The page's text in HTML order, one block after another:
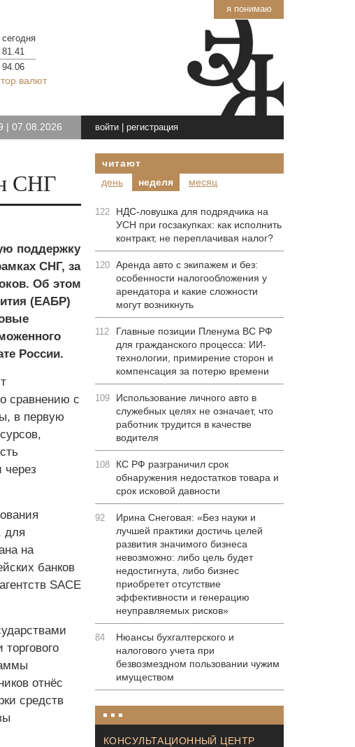
я понимаю
сегодня
81.41
94.06
валют
| 07.08.2026 войти| регистрация
СНГ
поддержку
СНГ, за
Об этом
(ЕАБР)
России.
сравнению с
в первую
через
для
на
банков
SACE
отнёс
средств
читают
день
неделя месяц
122
НДС-ловушка для подрядчика на
УСН при госзакупках: как исполнить
контракт, не переплачивая налог?
120 Аренда авто с экипажем и без:
особенности налогообложения у
арендатора и какие сложности
могут возникнуть
112
Главные позиции Пленума ВС РФ
для гражданского процесса: ИИ-
технологии, примирение сторон и
компенсация за потерю времени
109
Использование личного авто в
служебных целях не означает, что
работник трудится в качестве
водителя
108
КС РФ разграничил срок
обнаружения недостатков товара и
срок исковой давности
92
Ирина Снеговая: «Без науки и
лучшей практики достичь целей
развития значимого бизнеса
невозможно: либо цель будет
недостигнута, либо бизнес
приобретет отсутствие
эффективности и генерацию
неуправляемых рисков»
84
Нюансы бухгалтерского и
налогового учета при
безвозмездном пользовании чужим
имуществом
КОНСУЛЬТАЦИОННЫЙ ЦЕНТР